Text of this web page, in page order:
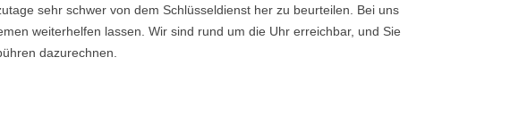
sehr schwer von dem Schlüsseldienst her zu beurteilen. Bei uns
weiterhelfen lassen. Wir sind rund um die Uhr erreichbar, und Sie
dazurechnen.